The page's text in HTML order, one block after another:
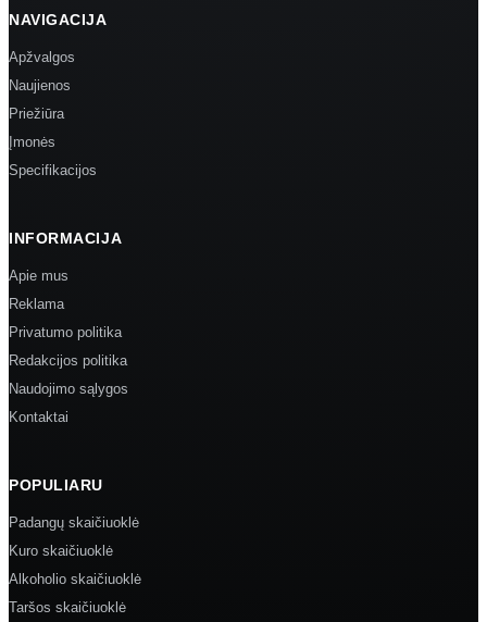
NAVIGACIJA
Apžvalgos
Naujienos
Priežiūra
Įmonės
Specifikacijos
INFORMACIJA
Apie mus
Reklama
Privatumo politika
Redakcijos politika
Naudojimo sąlygos
Kontaktai
POPULIARU
Padangų skaičiuoklė
Kuro skaičiuoklė
Alkoholio skaičiuoklė
Taršos skaičiuoklė